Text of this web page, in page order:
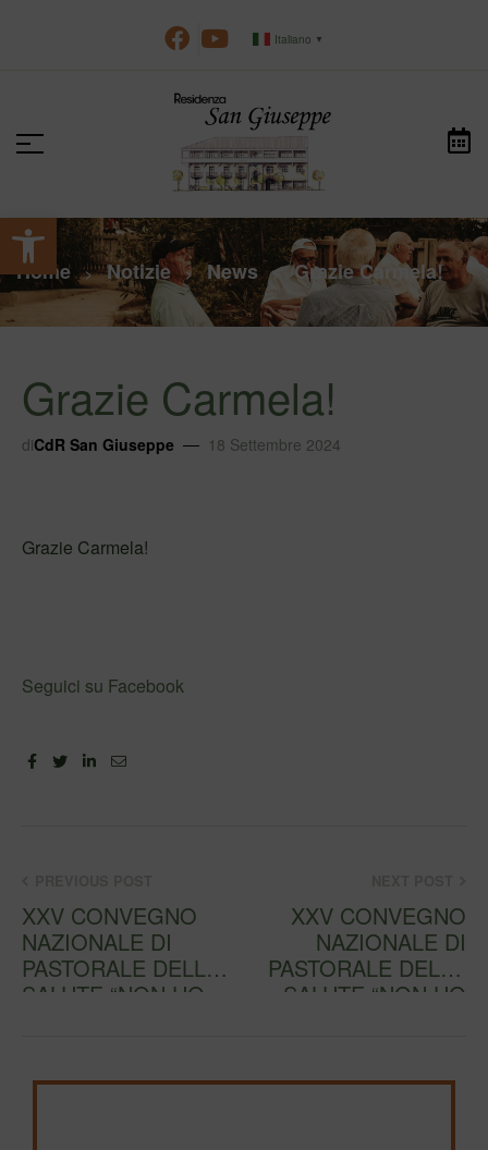
Apri la barra degli strumenti
Italiano ▼
Home > Notizie > News > Grazie Carmela!
Grazie Carmela!
diCdR San Giuseppe 18 Settembre 2024
Grazie Carmela!
Seguici su Facebook
FacebookTwitterLinkedin
Email
XXV CONVEGNO
NAZIONALE DI
PASTORALE DELLA
SALUTE “NON HO
XXV CONVEGNO
NAZIONALE DI
PASTORALE DELLA
SALUTE “NON HO